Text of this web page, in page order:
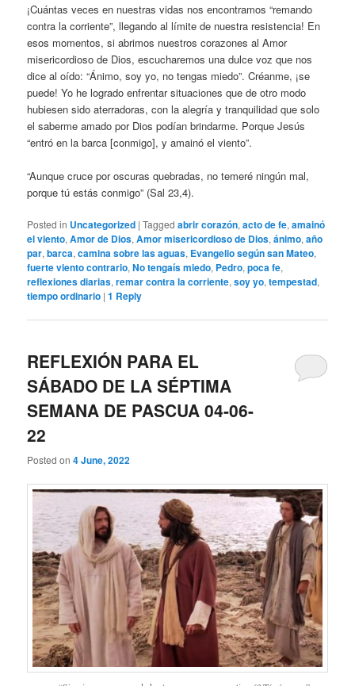
¡Cuántas veces en nuestras vidas nos encontramos “remando
contra la corriente”, llegando al límite de nuestra resistencia! En
esos momentos, si abrimos nuestros corazones al Amor
misericordioso de Dios, escucharemos una dulce voz que nos
dice al oído: “Ánimo, soy yo, no tengas miedo”. Créanme, ¡se
puede! Yo he logrado enfrentar situaciones que de otro modo
hubiesen sido aterradoras, con la alegría y tranquilidad que solo
el saberme amado por Dios podían brindarme. Porque Jesús
“entró en la barca [conmigo], y amainó el viento”.
“Aunque cruce por oscuras quebradas, no temeré ningún mal,
porque tú estás conmigo” (Sal 23,4).
Posted in Uncategorized |Tagged abrir corazón,acto de fe,amainó
el viento,Amor de Dios,Amor misericordioso de Dios,ánimo,año
par,barca,camina sobre las aguas, Evangelio según san Mateo,
fuerte viento contrario,No tengaís miedo, Pedro,poca fe,
reflexiones diarias,remar contra la corriente,soy yo,tempestad,
tiempo ordinario |1 Reply
REFLEXIÓN PARA EL
SÁBADO DE LA SÉPTIMA
SEMANA DE PASCUA 04-06-
22
Posted on4 June, 2022